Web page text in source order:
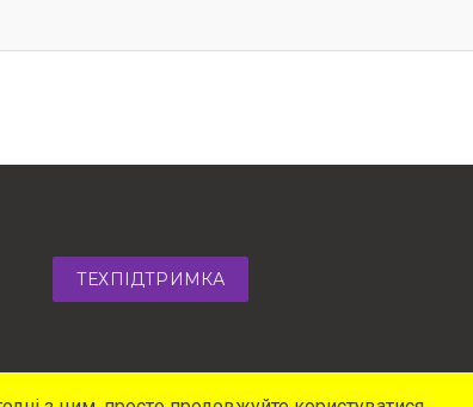
ТЕХПІДТРИМКА